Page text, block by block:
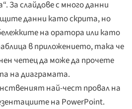
За слайдове с много данни
данни като скрита, но
на оратора или като
в приложението, така че
четец да може да прочете
на диаграмата.
най-чест провал на
на PowerPoint.